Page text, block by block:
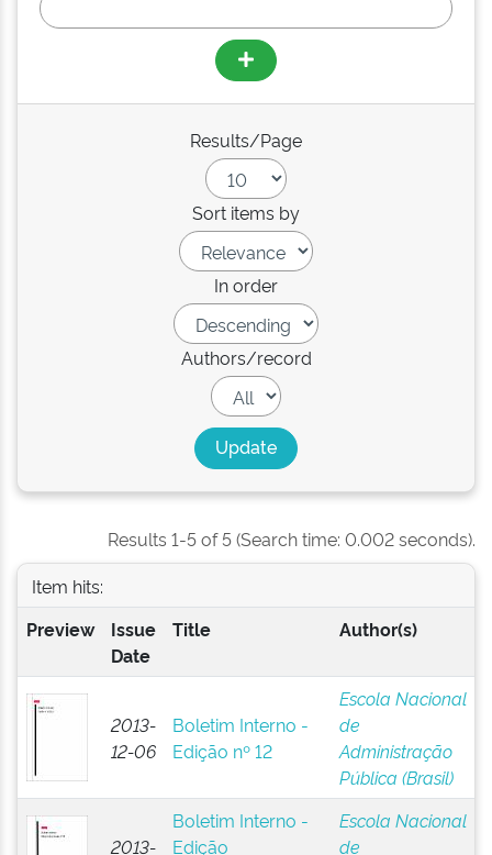
Results/Page
Sort items by
In order
Authors/record
Results 1-5 of 5 (Search time: 0.002 seconds).
Item hits:
Preview
Issue
Date
Title Author(s)
2013-
12-06
Boletim Interno -
Edição nº 12
Escola Nacional
de
Administração
Pública (Brasil)
2013-
Boletim Interno -
Edição
Escola Nacional
de